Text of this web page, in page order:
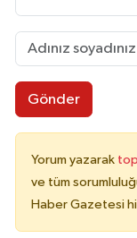
Gönder
Yorum yazarak
ve tüm
Haber Gazetesi